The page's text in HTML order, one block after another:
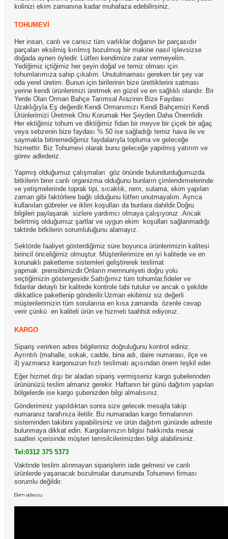
kolinizi ekim zamanına kadar muhafaza edebilirsiniz.
TOHUMEVİ
Her insan, canlı ve cansız tüm varlıklar doğanın bir parçasıdır
parçaları eksilmiş kırılmış bozulmuş bir makine nasıl işlevsizse
doğada aynen öyledir. Lütfen kendimize zarar vermeyelim.
Yediğimiz içtiğimiz her şeyin doğal ve temiz olması için
tohumlarımıza sahip çıkalım. Unutulmaması gereken bir şey var
oda yerel üretim. Bunun için birilerinin bize ürettiklerini satması
yerine kendi ürünlerimizi üretmek en güzel ve en sağlıklı olandır. Bir
Yerde Olan Orman Bahçe Tarımsal Arazinin Bize Faydası
Uzaklığıyla Eş değerdir.Kendi Ormanımızı Kendi Bahçemizi Kendi
Ürünlerimizi Üretmek Onu Korumak Her Şeyden Daha Önemlidir.
Her ektiğimiz tohum ve diktiğimiz fidan bir meyve bir çiçek bir ağaç
veya sebzenin bize faydası % 50 ise sağladığı temiz hava ile ve
saymakla bitiremediğimiz faydalarıyla topluma ve geleceğe
hizmettir. Biz Tohumevi olarak bunu geleceğe yapılmış yatırım ve
görev adlederiz.
Yapmış olduğumuz çalışmaları göz önünde bulundurduğumuzda
bitkilerin birer canlı organizma olduğunu bunların çimlendirmelerinde
ve yetişmelerinde toprak tipi, sıcaklık, nem, sulama, ekim yapılan
zaman gibi faktörlere bağlı olduğunu lütfen unutmayalım. Ayrıca
kullanılan gübreler ve iklim koşulları da bunlara dahildir.Doğru
bilgileri paylaşarak sizlere yardımcı olmaya çalışıyoruz .Ancak
belirtmiş olduğumuz şartlar ve uygun ekim koşulları sağlanmadığı
taktirde bitkilerin sorumluluğunu alamayız.
Sektörde faaliyet gösterdiğimiz süre boyunca ürünlerimizin kalitesi
birincil önceliğimiz olmuştur. Müşterilerimize en iyi kalitede ve en
korunaklı paketleme sistemleri geliştirerek teslimat
yapmak prensibimizdir.Onların memnuniyeti doğru yolu
seçtiğimizin göstergesidir.Sattığımız tüm tohumlar,fideler ve
fidanlar detaylı bir kalitede kontrole tabi tutulur ve ancak o şekilde
dikkatlice paketlenip gönderilir.Uzman ekibimiz siz değerli
müşterilerimizin tüm sorularına en kısa zamanda özenle cevap
verir çünkü en kaliteli ürün ve hizmeti taahhüt ediyoruz.
KARGO
Sipariş verirken adres bilgileriniz doğruluğunu kontrol ediniz.
Ayrıntılı (mahalle, sokak, cadde, bina adı, daire numarası, ilçe ve
il) yazmanız kargonuzun hızlı teslimatı açısından önem teşkil eder.
Eğer hizmet dışı bir aladan sipariş vermişseniz kargo şubelerinden
ürününüzü teslim almanız gerekir. Haftanın bir günü dağıtım yapılan
bölgelerde ise kargo şubenizden bilgi almalısınız.
Gönderiminiz yapıldıktan sonra size gelecek mesajla takip
numaranız tarafınıza iletilir. Bu numaradan kargo firmalarının
sisteminden takibini yapabilirsiniz ve ürün dağıtım gününde adreste
bulunmaya dikkat edin. Kargolarınızın bilgisi hakkında mesai
saatleri içerisinde müşteri temsilcilerimizden bilgi alabilirsiniz.
Tel:0312 375 5373
Vaktinde teslim alınmayan siparişlerin iade gelmesi ve canlı
ürünlerde yaşanacak bozulmalar durumunda Tohumevi firması
sorumlu değildir.
Ekim videosu